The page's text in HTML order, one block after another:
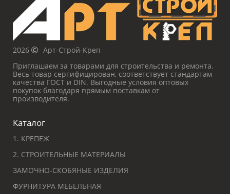
2026
Арт-Строй-Креп
Приглашаем за товарами для строительства и ремонта.
Весь товар сертифицирован, соответствует стандартам
качества ГОСТ и DIN. Выгодные условия оптовых
покупок благодаря прямым поставкам от
производителя.
Каталог
1. КРЕПЕЖ
2. СТРОИТЕЛЬНЫЕ МАТЕРИАЛЫ
ЗАМОЧНО-СКОБЯНЫЕ ИЗДЕЛИЯ
ФУРНИТУРА МЕБЕЛЬНАЯ